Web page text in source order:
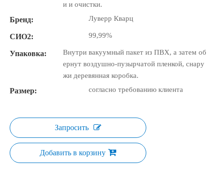
и и очистки.
Бренд: Луверр Кварц
СИО2: 99,99%
Упаковка:
Внутри вакуумный пакет из ПВХ, а затем об
ернут воздушно-пузырчатой ​​пленкой, снару
жи деревянная коробка.
Размер: согласно требованию клиента
Запросить
Добавить в корзину